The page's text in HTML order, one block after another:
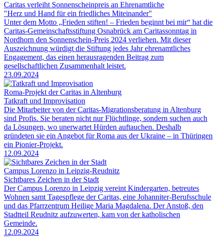
Caritas verleiht Sonnenscheinpreis an Ehrenamtliche
"Herz und Hand für ein friedliches Miteinander"
Unter dem Motto „Frieden stiften! – Frieden beginnt bei mir“ hat die
Caritas-Gemeinschaftsstiftung Osnabrück am Caritassonntag in
Nordhorn den Sonnenschein-Preis 2024 verliehen. Mit dieser
Auszeichnung würdigt die Stiftung jedes Jahr ehrenamtliches
Engagement, das einen herausragenden Beitrag zum
gesellschaftlichen Zusammenhalt leistet.
23.09.2024
Roma-Projekt der Caritas in Altenburg
Tatkraft und Improvisation
Die Mitarbeiter von der Caritas-Migrationsberatung in Altenburg
sind Profis. Sie beraten nicht nur Flüchtlinge, sondern suchen auch
da Lösungen, wo unerwartet Hürden auftauchen. Deshalb
gründeten sie ein Angebot für Roma aus der Ukraine – in Thüringen
ein Pionier-Projekt.
12.09.2024
Campus Lorenzo in Leipzig-Reudnitz
Sichtbares Zeichen in der Stadt
Der Campus Lorenzo in Leipzig vereint Kindergarten, betreutes
Wohnen samt Tagespflege der Caritas, eine Johanniter-Berufsschule
und das Pfarrzentrum Heilige Maria Magdalena. Der Anstoß, den
Stadtteil Reudnitz aufzuwerten, kam von der katholischen
Gemeinde.
12.09.2024